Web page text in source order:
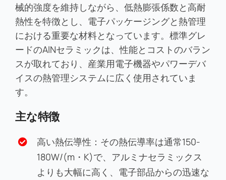
械的強度を維持しながら、低熱膨張係数と高耐
熱性を特徴とし、電子パッケージングと熱管理
における重要な材料となっています。標準グレ
ードのAlNセラミックは、性能とコストのバラン
スが取れており、産業用電子機器やパワーデバ
イスの熱管理システムに広く使用されていま
す。
主な特徴
高い熱伝導性：その熱伝導率は通常150-
180W/(m・K)で、アルミナセラミックス
よりも大幅に高く、電子部品からの迅速な